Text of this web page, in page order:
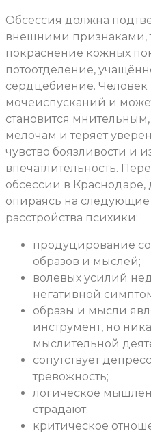
Обсессия должна
внешними признаками,
покраснение кожных
потоотделение,
сердцебиение. Человек
мочеиспусканий и
становится
мелочам и теряет
чувство боязливости и
впечатлительность.
обсессии в Краснодаре,
опираясь на
расстройства психики:
продуцирование
образов и мыслей;
волевых усилий
негативной
образы и мысли
инструмент, но
мыслительной
сопутствует
тревожность;
логическое
страдают;
критическое